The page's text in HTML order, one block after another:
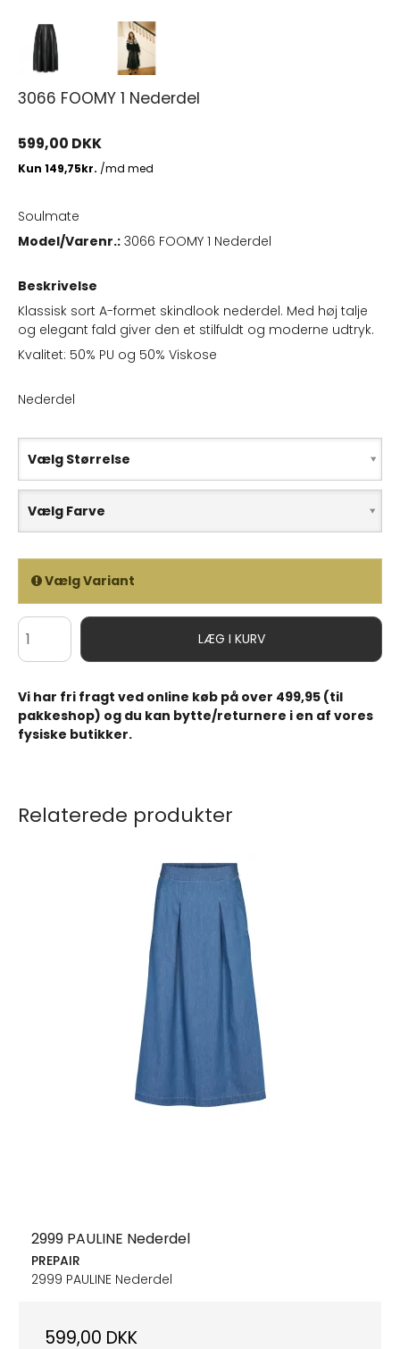
3066 FOOMY 1 Nederdel
599,00 DKK
Soulmate
Model/Varenr.: 3066 FOOMY 1 Nederdel
Beskrivelse
Klassisk sort A-formet skindlook nederdel. Med høj talje
og elegant fald giver den et stilfuldt og moderne udtryk.
Kvalitet: 50% PU og 50% Viskose
Nederdel
Vælg Størrelse
Vælg Farve
Vælg Variant
LÆG I KURV
Vi har fri fragt ved online køb på over 499,95 (til
pakkeshop) og du kan bytte/returnere i en af vores
fysiske butikker.
Relaterede produkter
2999 PAULINE Nederdel
PREPAIR
2999 PAULINE Nederdel
599,00 DKK